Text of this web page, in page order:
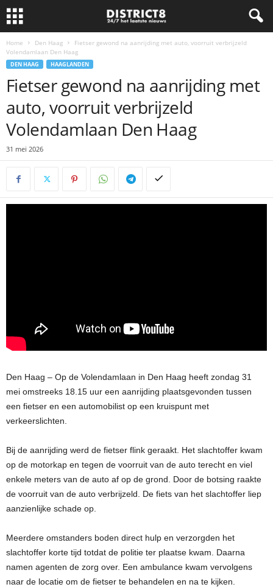
Home Den Haag
Fietser gewond na aanrijding met auto, voorruit verbrijzeld
Volendamlaan Den Haag
DEN HAAG HAAGLANDEN
Fietser gewond na aanrijding met
auto, voorruit verbrijzeld
Volendamlaan Den Haag
31 mei 2026
Den Haag – Op de Volendamlaan in Den Haag heeft zondag 31
mei omstreeks 18.15 uur een aanrijding plaatsgevonden tussen
een fietser en een automobilist op een kruispunt met
verkeerslichten.
Bij de aanrijding werd de fietser flink geraakt. Het slachtoffer kwam
op de motorkap en tegen de voorruit van de auto terecht en viel
enkele meters van de auto af op de grond. Door de botsing raakte
de voorruit van de auto verbrijzeld. De fiets van het slachtoffer liep
aanzienlijke schade op.
Meerdere omstanders boden direct hulp en verzorgden het
slachtoffer korte tijd totdat de politie ter plaatse kwam. Daarna
namen agenten de zorg over. Een ambulance kwam vervolgens
naar de locatie om de fietser te behandelen en na te kijken.